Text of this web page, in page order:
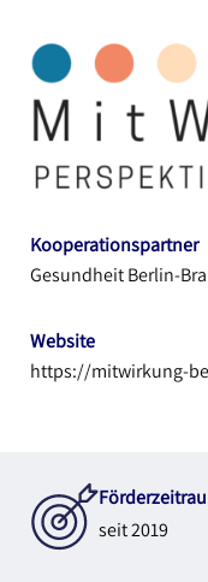
Kooperationspartner
Gesundheit Berlin-
Website
https://mitwirkung-
seit 2019